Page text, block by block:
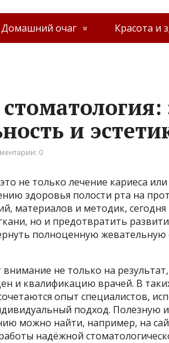
Домашний очаг Красота и
и
0
не только лечение кариеса
здоровья полости рта на
материалов и методик,
но и предотвратить
полноценную
не только на результат,
и квалификацию врачей. В
опыт специалистов,
подход. Полезную
можно найти, например, на
надёжной